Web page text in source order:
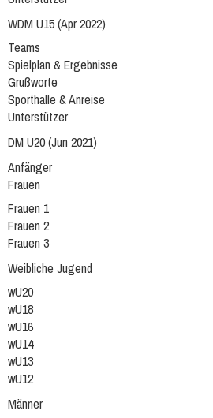
WDM U15 (Apr 2022)
Teams
Spielplan & Ergebnisse
Grußworte
Sporthalle & Anreise
Unterstützer
DM U20 (Jun 2021)
Anfänger
Frauen
Frauen 1
Frauen 2
Frauen 3
Weibliche Jugend
wU20
wU18
wU16
wU14
wU13
wU12
Männer